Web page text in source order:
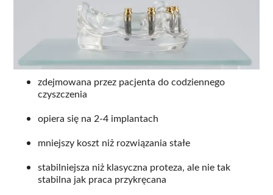
zdejmowana przez pacjenta do codziennego
czyszczenia
opiera się na 2-4 implantach
mniejszy koszt niż rozwiązania stałe
stabilniejsza niż klasyczna proteza, ale nie tak
stabilna jak praca przykręcana